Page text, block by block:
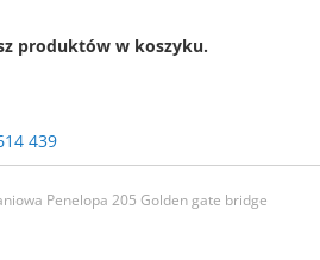
produktów w koszyku.
439
Penelopa 205 Golden gate bridge